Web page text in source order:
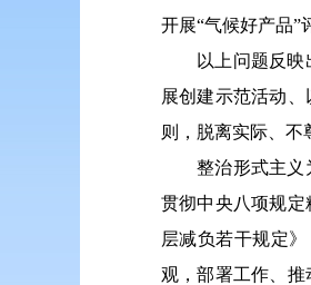
开展“气候好产品”
以上问题反映出
展创建示范活动
则，脱离实际、不
整治形式主义为
贯彻中央八项规
层减负若干规定
观，部署工作、